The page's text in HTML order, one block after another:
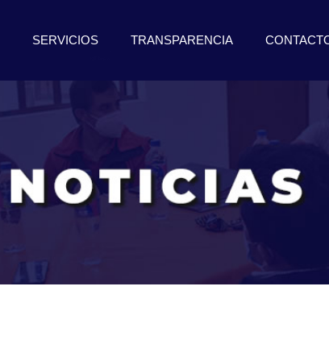
SERVICIOS TRANSPARENCIA